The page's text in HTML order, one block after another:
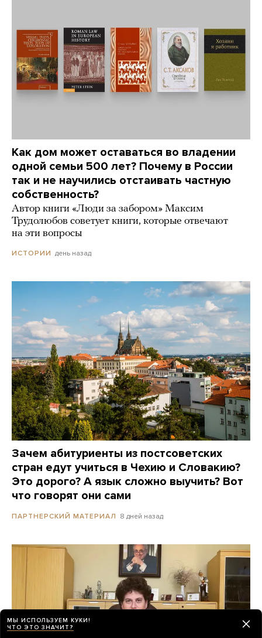
Как дом может оставаться во владении
одной семьи 500 лет? Почему в России
так и не научились отстаивать частную
собственность?
Автор книги «Люди за забором» Максим
Трудолюбов советует книги, которые отвечают
на эти вопросы
ИСТОРИИ день назад
Зачем абитуриенты из постсоветских
стран едут учиться в Чехию и Словакию?
Это дорого? А язык сложно выучить? Вот
что говорят они сами
ПАРТНЕРСКИЙ МАТЕРИАЛ 8 дней назад
МЫ ИСПОЛЬЗУЕМ КУКИ!
ЧТО ЭТО ЗНАЧИТ?